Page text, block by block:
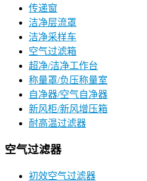
传递窗
洁净层流罩
洁净采样车
空气过滤箱
超净/洁净工作台
称量罩/负压称量室
自净器/空气自净器
新风柜/新风增压箱
耐高温过滤器
空气过滤器
初效空气过滤器